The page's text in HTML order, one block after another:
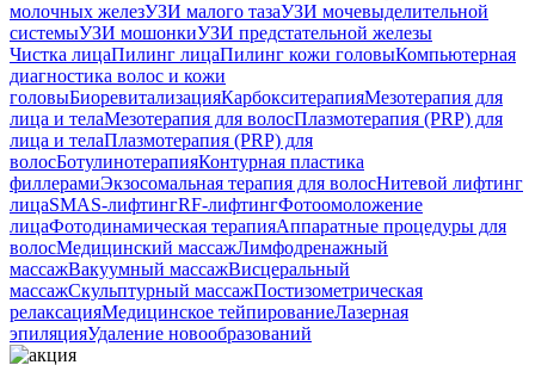
молочных железУЗИ малого тазаУЗИ мочевыделительной
системыУЗИ мошонкиУЗИ предстательной железы
Чистка лицаПилинг лицаПилинг кожи головыКомпьютерная
диагностика волос и кожи
головыБиоревитализацияКарбокситерапияМезотерапия для
лица и телаМезотерапия для волосПлазмотерапия (PRP) для
лица и телаПлазмотерапия (PRP) для
волосБотулинотерапияКонтурная пластика
филлерамиЭкзосомальная терапия для волосНитевой лифтинг
лицаSMAS-лифтингRF-лифтингФотоомоложение
лицаФотодинамическая терапияАппаратные процедуры для
волосМедицинский массажЛимфодренажный
массажВакуумный массажВисцеральный
массажСкульптурный массажПостизометрическая
релаксацияМедицинское тейпированиеЛазерная
эпиляцияУдаление новообразований